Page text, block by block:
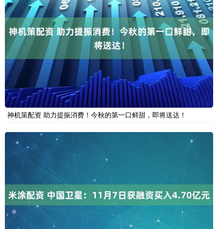
神机策配资 助力提振消费！今秋的第一口鲜甜，即将送达！